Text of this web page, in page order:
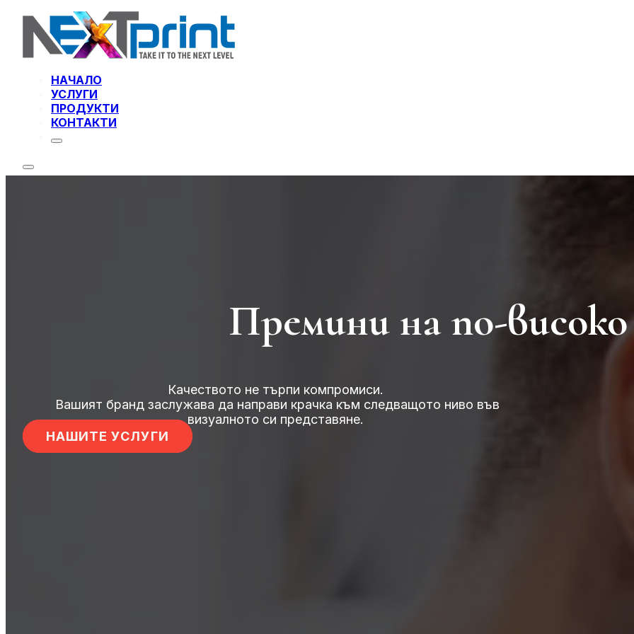
НАЧАЛО
УСЛУГИ
ПРОДУКТИ
КОНТАКТИ
Премини на по-
Качеството не търпи компромиси.
Вашият бранд заслужава да направи крачка към следващото ниво във
визуалното си представяне.
НАШИТЕ УСЛУГИ